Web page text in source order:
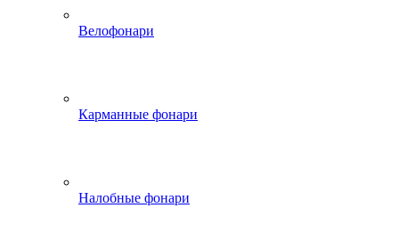
Велофонари
Карманные фонари
Налобные фонари